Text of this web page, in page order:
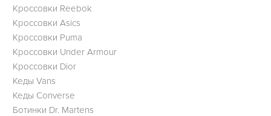
Кроссовки Reebok
Кроссовки Asics
Кроссовки Puma
Кроссовки Under Armour
Кроссовки Dior
Кеды Vans
Кеды Converse
Ботинки Dr. Martens